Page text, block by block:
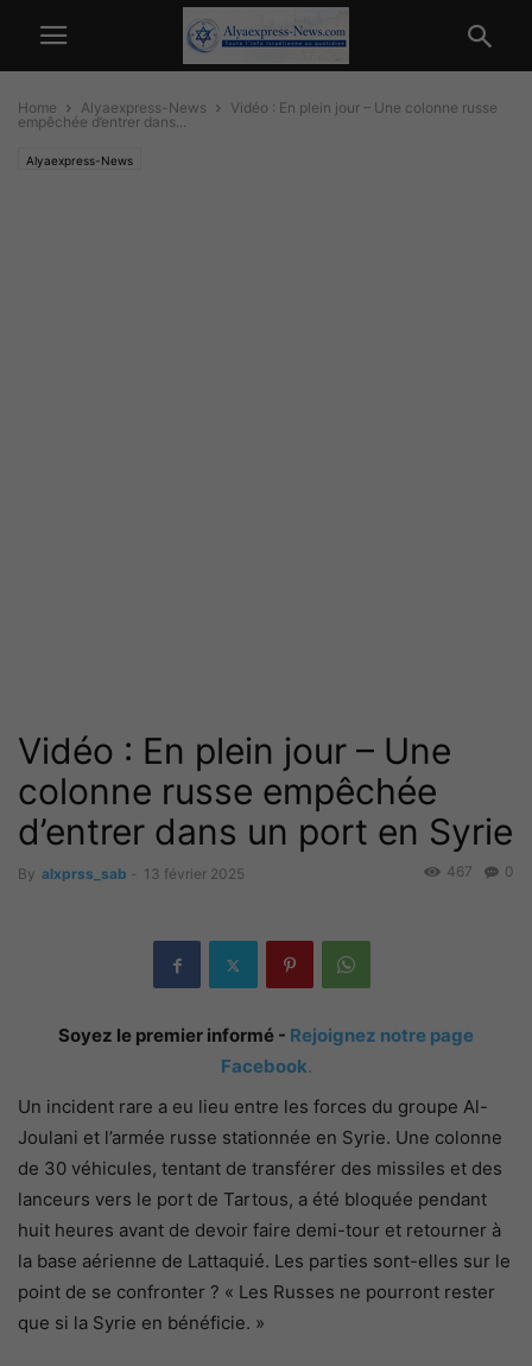
Home Alyaexpress-News
Vidéo : En plein jour – Une colonne russe
empêchée d’entrer dans...
Alyaexpress-News
Vidéo : En plein jour – Une
colonne russe empêchée
d’entrer dans un port en Syrie
By alxprss_sab - 13 février 2025 0
467
Soyez le premier informé - Rejoignez notre page
Facebook.
Un incident rare a eu lieu entre les forces du groupe Al-
Joulani et l’armée russe stationnée en Syrie. Une colonne
de 30 véhicules, tentant de transférer des missiles et des
lanceurs vers le port de Tartous, a été bloquée pendant
huit heures avant de devoir faire demi-tour et retourner à
la base aérienne de Lattaquié. Les parties sont-elles sur le
point de se confronter ? « Les Russes ne pourront rester
que si la Syrie en bénéficie. »